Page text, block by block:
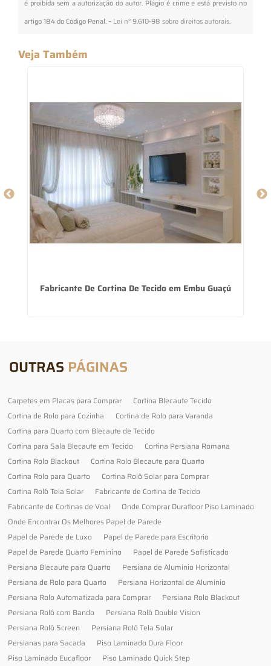
é proibida sem a autorização do autor. Plágio é crime e está previsto no
artigo 184 do Código Penal. – Lei n° 9.610-98 sobre direitos autorais.
Veja Também
Fabricante De Cortina De Tecido em Embu Guaçú
OUTRAS PÁGINAS
Carpetes em Placas para Comprar
Cortina Blecaute Tecido
Cortina de Rolo para Cozinha
Cortina de Rolo para Varanda
Cortina para Quarto com Blecaute de Tecido
Cortina para Sala Blecaute em Tecido
Cortina Persiana Romana
Cortina Rolo Blackout
Cortina Rolo Blecaute para Quarto
Cortina Rolo para Quarto
Cortina Rolô Solar para Comprar
Cortina Rolô Tela Solar
Fabricante de Cortina de Tecido
Fabricante de Cortinas de Voal
Onde Comprar Durafloor Piso Laminado
Onde Encontrar Os Melhores Papel de Parede
Papel de Parede de Luxo
Papel de Parede para Escritorio
Papel de Parede Quarto Feminino
Papel de Parede Sofisticado
Persiana Blecaute para Quarto
Persiana de Alumínio Horizontal
Persiana de Rolo para Quarto
Persiana Horizontal de Alumínio
Persiana Rolo Automatizada para Comprar
Persiana Rolo Blackout
Persiana Rolô com Bando
Persiana Rolô Double Vision
Persiana Rolô Screen
Persiana Rolô Tela Solar
Persianas para Sacada
Piso Laminado Dura Floor
Piso Laminado Eucafloor
Piso Laminado Quick Step